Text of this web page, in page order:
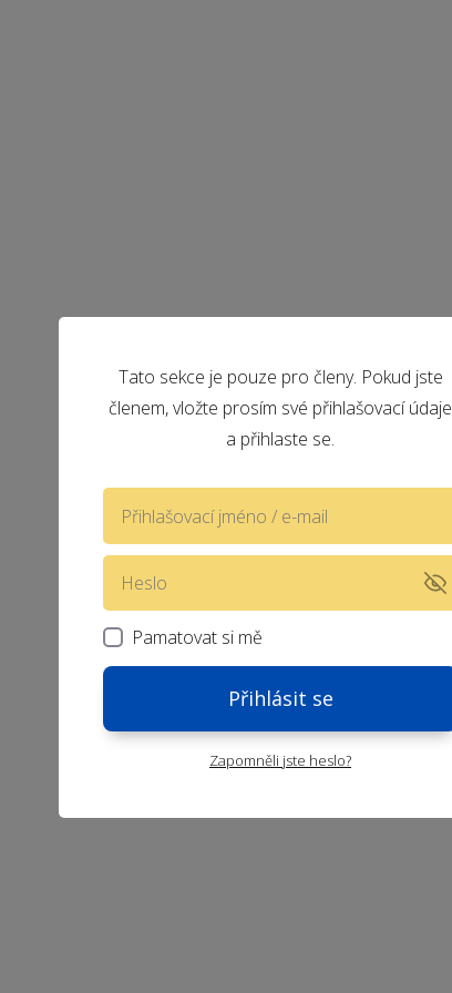
Tato sekce je pouze pro členy. Pokud jste
členem, vložte prosím své přihlašovací údaje
a přihlaste se.
Pamatovat si mě
Přihlásit se
Zapomněli jste heslo?